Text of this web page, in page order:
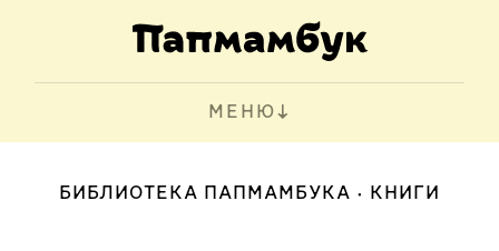
МЕНЮ
БИБЛИОТЕКА ПАПМАМБУКА КНИГИ